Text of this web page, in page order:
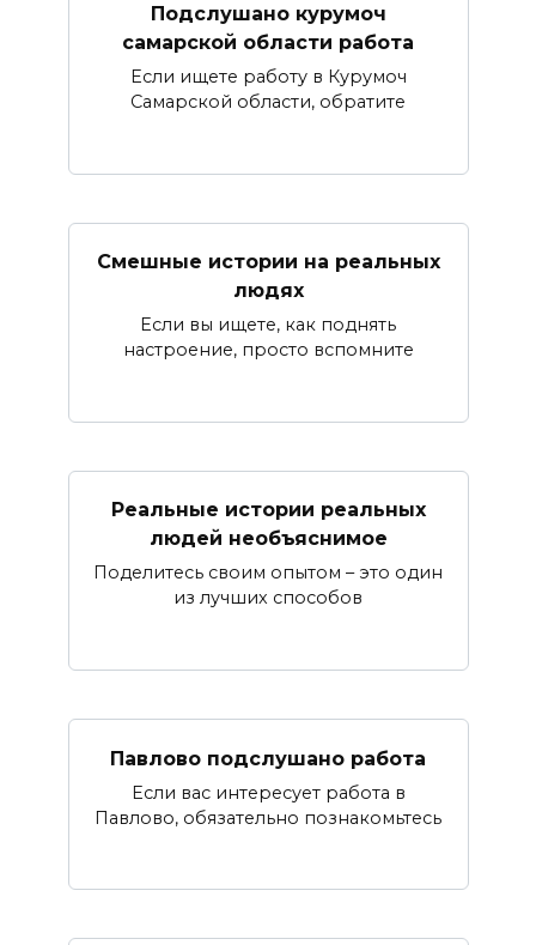
Подслушано курумоч
самарской области работа
Если ищете работу в Курумоч
Самарской области, обратите
Смешные истории на реальных
людях
Если вы ищете, как поднять
настроение, просто вспомните
Реальные истории реальных
людей необъяснимое
Поделитесь своим опытом – это один
из лучших способов
Павлово подслушано работа
Если вас интересует работа в
Павлово, обязательно познакомьтесь